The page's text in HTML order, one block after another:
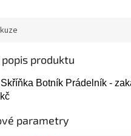
produktu
Botník Prádelník -
parametry